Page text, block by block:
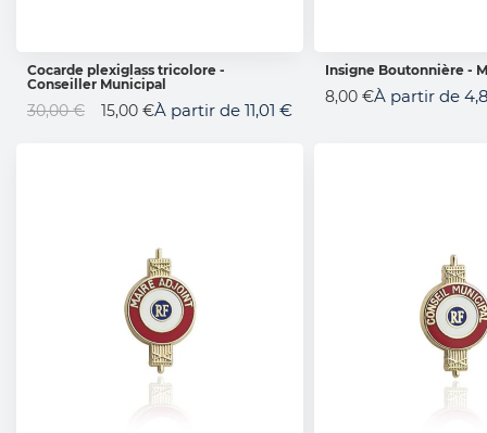
AJOUTER AU PANIER
Cocarde plexiglass tricolore -
Conseiller Municipal
Prix
15,00 €
30,00 € À partir de 11,01 €
Insigne Boutonnière -
8,00 €À partir de